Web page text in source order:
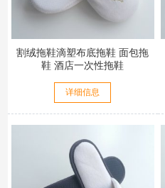
割绒拖鞋滴塑布底拖鞋 面包拖
鞋 酒店一次性拖鞋
详细信息